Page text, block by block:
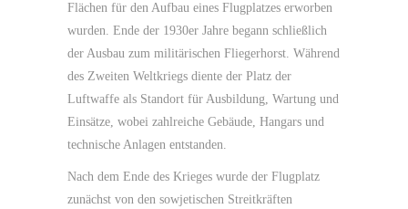
Flächen für den Aufbau eines Flugplatzes erworben
wurden. Ende der 1930er Jahre begann schließlich
der Ausbau zum militärischen Fliegerhorst. Während
des Zweiten Weltkriegs diente der Platz der
Luftwaffe als Standort für Ausbildung, Wartung und
Einsätze, wobei zahlreiche Gebäude, Hangars und
technische Anlagen entstanden.
Nach dem Ende des Krieges wurde der Flugplatz
zunächst von den sowjetischen Streitkräften